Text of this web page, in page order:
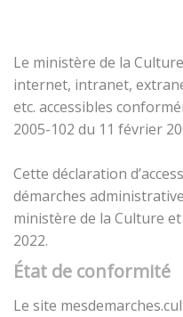
Le ministère de la
internet, intranet,
etc. accessibles
2005-102 du 11 février
Cette déclaration
démarches
ministère de la Culture
2022.
État de conformité
Le site